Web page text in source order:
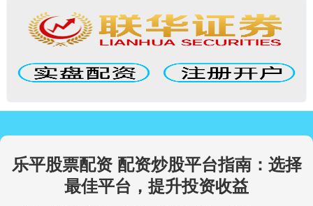
乐平股票配资 配资炒股平台指南：选择
最佳平台，提升投资收益